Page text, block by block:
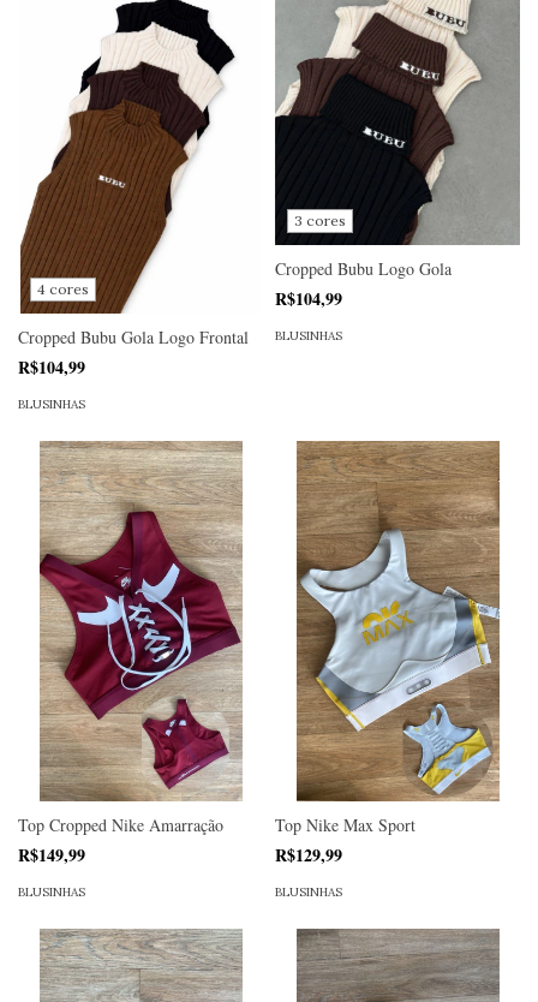
4 cores
Cropped Bubu Gola Logo Frontal
R$104,99
BLUSINHAS
3 cores
Cropped Bubu Logo Gola
R$104,99
BLUSINHAS
Top Cropped Nike Amarração
R$149,99
BLUSINHAS
Top Nike Max Sport
R$129,99
BLUSINHAS